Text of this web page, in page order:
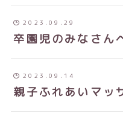
2023.09.29
卒園児のみなさん
2023.09.14
親子ふれあいマッ